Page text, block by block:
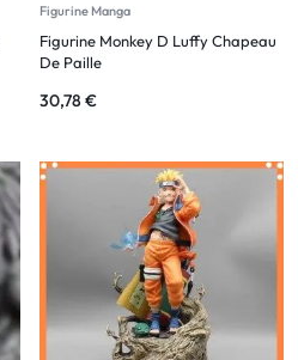
Figurine Manga
Figurine Monkey D Luffy Chapeau
De Paille
30,78€